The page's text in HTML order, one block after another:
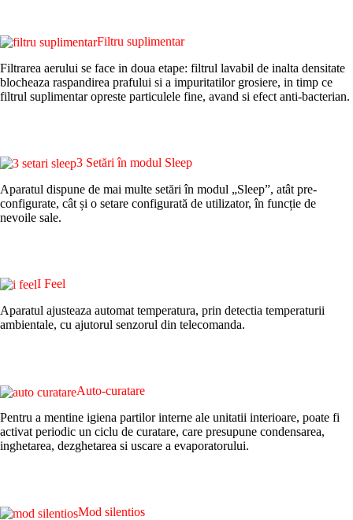
Filtru suplimentar
Filtrarea aerului se face in doua etape: filtrul lavabil de inalta densitate
blocheaza raspandirea prafului si a impuritatilor grosiere, in timp ce
filtrul suplimentar opreste particulele fine, avand si efect anti-bacterian.
3 Setări în modul Sleep
Aparatul dispune de mai multe setări în modul „Sleep”, atât pre-
configurate, cât și o setare configurată de utilizator, în funcție de
nevoile sale.
I Feel
Aparatul ajusteaza automat temperatura, prin detectia temperaturii
ambientale, cu ajutorul senzorul din telecomanda.
Auto-curatare
Pentru a mentine igiena partilor interne ale unitatii interioare, poate fi
activat periodic un ciclu de curatare, care presupune condensarea,
inghetarea, dezghetarea si uscare a evaporatorului.
Mod silentios